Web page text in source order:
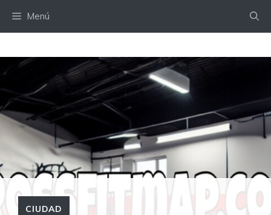
Menú
CIUDAD